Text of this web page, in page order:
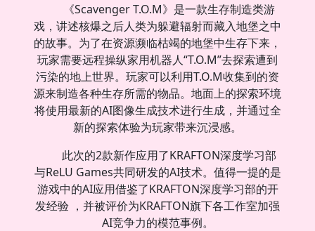
《Scavenger T.O.M》是一款生存制造类游
戏，讲述核爆之后人类为躲避辐射而藏入地堡之中
的故事。为了在资源濒临枯竭的地堡中生存下来，
玩家需要远程操纵家用机器人“T.O.M”去探索遭到
污染的地上世界。玩家可以利用T.O.M收集到的资
源来制造各种生存所需的物品。地面上的探索环境
将使用最新的AI图像生成技术进行生成，并通过全
新的探索体验为玩家带来沉浸感。
此次的2款新作应用了KRAFTON深度学习部
与ReLU Games共同研发的AI技术。值得一提的是
游戏中的AI应用借鉴了KRAFTON深度学习部的开
发经验 ，并被评价为KRAFTON旗下各工作室加强
AI竞争力的模范事例。